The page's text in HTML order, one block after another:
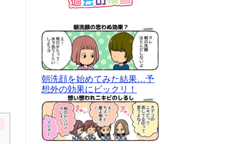
朝洗顔を始めてみた結果…予
想外の効果にビックリ！